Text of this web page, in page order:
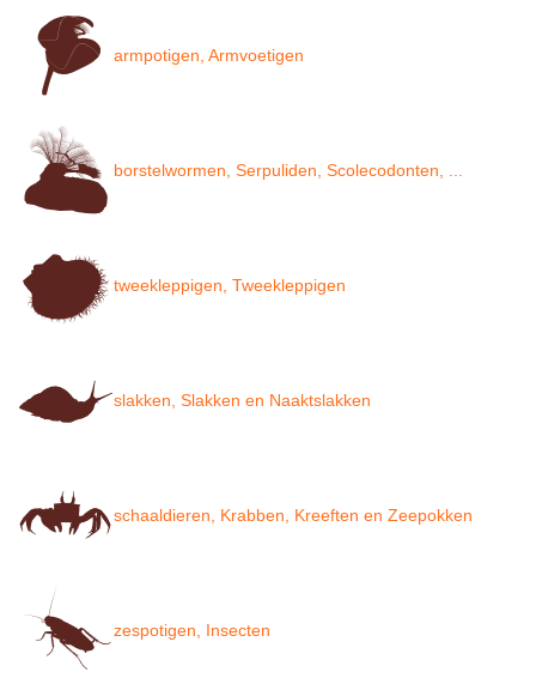
armpotigen, Armvoetigen
borstelwormen, Serpuliden, Scolecodonten, ...
tweekleppigen, Tweekleppigen
slakken, Slakken en Naaktslakken
schaaldieren, Krabben, Kreeften en Zeepokken
zespotigen, Insecten